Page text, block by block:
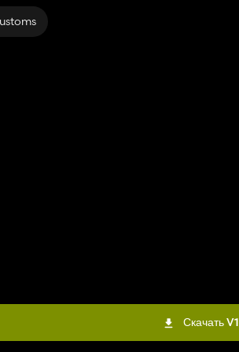
simulator.com/
О ПОЖЕРТВОВАНИИ ДЛЯ
Скачать